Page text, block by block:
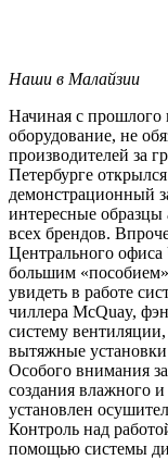
Наши в Малайзии
Начиная с прошлого
оборудование, не
производителей за
Петербурге
демонстрационный
интересные
всех брендов.
Центрального
большим
увидеть в работе
чиллера McQuay,
систему
вытяжные
Особого внимания
создания влажного
установлен
Контроль над
помощью системы